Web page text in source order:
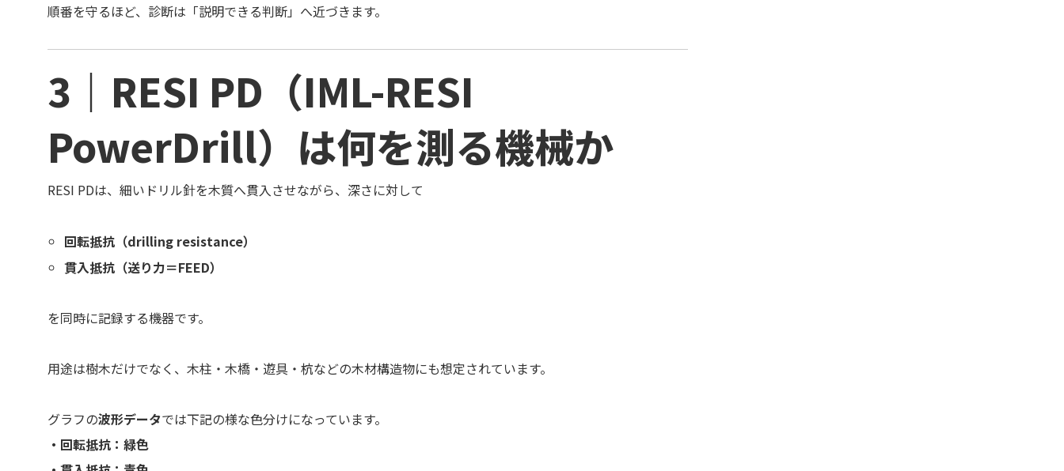
順番を守るほど、診断は「説明できる判断」へ近づきます。
3｜RESI PD（IML-RESI
PowerDrill）は何を測る機械か
RESI PDは、細いドリル針を木質へ貫入させながら、深さに対して
回転抵抗（drilling resistance）
貫入抵抗（送り力＝FEED）
を同時に記録する機器です。
用途は樹木だけでなく、木柱・木橋・遊具・杭などの木材構造物にも想定されています。
グラフの波形データでは下記の様な色分けになっています。
・回転抵抗：緑色